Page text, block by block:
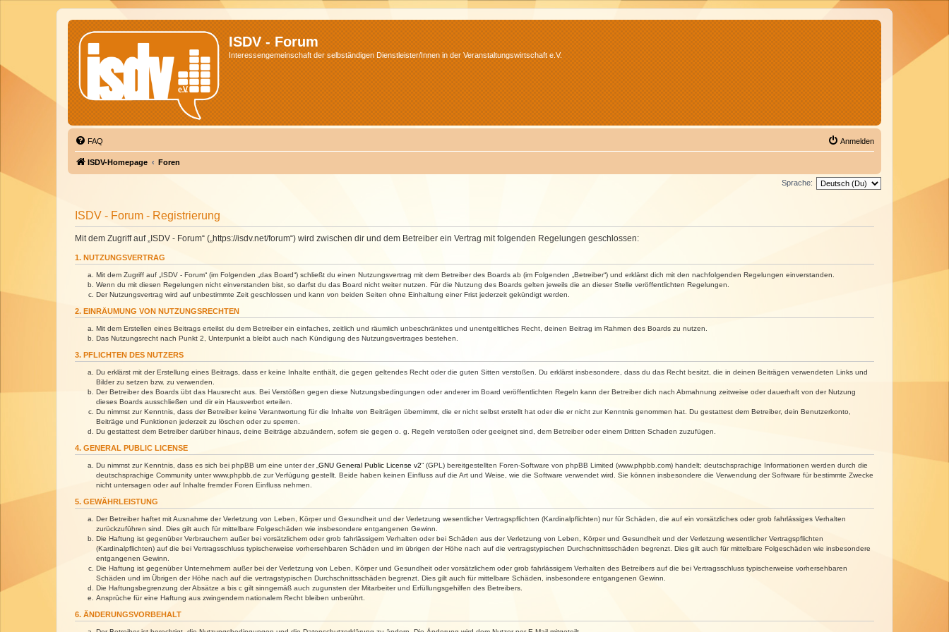
ISDV - Forum
Interessengemeinschaft der selbständigen Dienstleister/Innen in der Veranstaltungswirtschaft e.V.
FAQ Anmelden
ISDV-Homepage Foren
Sprache:
ISDV - Forum - Registrierung
Mit dem Zugriff auf „ISDV - Forum“ („https://isdv.net/forum“) wird zwischen dir und dem Betreiber ein Vertrag mit folgenden Regelungen geschlossen:
1. NUTZUNGSVERTRAG
Mit dem Zugriff auf „ISDV - Forum“ (im Folgenden „das Board“) schließt du einen Nutzungsvertrag mit dem Betreiber des Boards ab (im Folgenden „Betreiber“) und erklärst dich mit den nachfolgenden Regelungen einverstanden.
Wenn du mit diesen Regelungen nicht einverstanden bist, so darfst du das Board nicht weiter nutzen. Für die Nutzung des Boards gelten jeweils die an dieser Stelle veröffentlichten Regelungen.
Der Nutzungsvertrag wird auf unbestimmte Zeit geschlossen und kann von beiden Seiten ohne Einhaltung einer Frist jederzeit gekündigt werden.
2. EINRÄUMUNG VON NUTZUNGSRECHTEN
Mit dem Erstellen eines Beitrags erteilst du dem Betreiber ein einfaches, zeitlich und räumlich unbeschränktes und unentgeltliches Recht, deinen Beitrag im Rahmen des Boards zu nutzen.
Das Nutzungsrecht nach Punkt 2, Unterpunkt a bleibt auch nach Kündigung des Nutzungsvertrages bestehen.
3. PFLICHTEN DES NUTZERS
Du erklärst mit der Erstellung eines Beitrags, dass er keine Inhalte enthält, die gegen geltendes Recht oder die guten Sitten verstoßen. Du erklärst insbesondere, dass du das Recht besitzt, die in deinen Beiträgen verwendeten Links und
Bilder zu setzen bzw. zu verwenden.
Der Betreiber des Boards übt das Hausrecht aus. Bei Verstößen gegen diese Nutzungsbedingungen oder anderer im Board veröffentlichten Regeln kann der Betreiber dich nach Abmahnung zeitweise oder dauerhaft von der Nutzung
dieses Boards ausschließen und dir ein Hausverbot erteilen.
Du nimmst zur Kenntnis, dass der Betreiber keine Verantwortung für die Inhalte von Beiträgen übernimmt, die er nicht selbst erstellt hat oder die er nicht zur Kenntnis genommen hat. Du gestattest dem Betreiber, dein Benutzerkonto,
Beiträge und Funktionen jederzeit zu löschen oder zu sperren.
Du gestattest dem Betreiber darüber hinaus, deine Beiträge abzuändern, sofern sie gegen o. g. Regeln verstoßen oder geeignet sind, dem Betreiber oder einem Dritten Schaden zuzufügen.
4. GENERAL PUBLIC LICENSE
Du nimmst zur Kenntnis, dass es sich bei phpBB um eine unter der „ GNU General Public License v2“ (GPL) bereitgestellten Foren-Software von phpBB Limited (www.phpbb.com) handelt; deutschsprachige Informationen werden durch die
deutschsprachige Community unter www.phpbb.de zur Verfügung gestellt. Beide haben keinen Einfluss auf die Art und Weise, wie die Software verwendet wird. Sie können insbesondere die Verwendung der Software für bestimmte Zwecke
nicht untersagen oder auf Inhalte fremder Foren Einfluss nehmen.
5. GEWÄHRLEISTUNG
Der Betreiber haftet mit Ausnahme der Verletzung von Leben, Körper und Gesundheit und der Verletzung wesentlicher Vertragspflichten (Kardinalpflichten) nur für Schäden, die auf ein vorsätzliches oder grob fahrlässiges Verhalten
zurückzuführen sind. Dies gilt auch für mittelbare Folgeschäden wie insbesondere entgangenen Gewinn.
Die Haftung ist gegenüber Verbrauchern außer bei vorsätzlichem oder grob fahrlässigem Verhalten oder bei Schäden aus der Verletzung von Leben, Körper und Gesundheit und der Verletzung wesentlicher Vertragspflichten
(Kardinalpflichten) auf die bei Vertragsschluss typischerweise vorhersehbaren Schäden und im übrigen der Höhe nach auf die vertragstypischen Durchschnittsschäden begrenzt. Dies gilt auch für mittelbare Folgeschäden wie insbesondere
entgangenen Gewinn.
Die Haftung ist gegenüber Unternehmern außer bei der Verletzung von Leben, Körper und Gesundheit oder vorsätzlichem oder grob fahrlässigem Verhalten des Betreibers auf die bei Vertragsschluss typischerweise vorhersehbaren
Schäden und im Übrigen der Höhe nach auf die vertragstypischen Durchschnittsschäden begrenzt. Dies gilt auch für mittelbare Schäden, insbesondere entgangenen Gewinn.
Die Haftungsbegrenzung der Absätze a bis c gilt sinngemäß auch zugunsten der Mitarbeiter und Erfüllungsgehilfen des Betreibers.
Ansprüche für eine Haftung aus zwingendem nationalem Recht bleiben unberührt.
6. ÄNDERUNGSVORBEHALT